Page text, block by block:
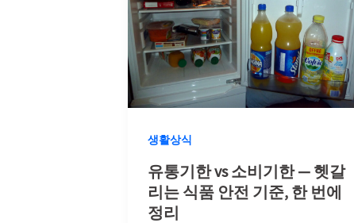
생활상식
유통기한 vs 소비기한 — 헷갈
리는 식품 안전 기준, 한 번에
정리